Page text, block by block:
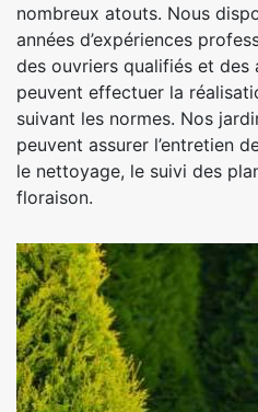
nombreux atouts. Nous
années d’expériences
des ouvriers qualifiés et des
peuvent effectuer la
suivant les normes. Nos
peuvent assurer l’entretien
le nettoyage, le suivi des
floraison.